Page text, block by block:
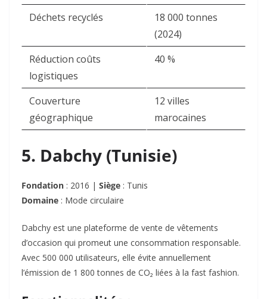
Déchets recyclés
18 000 tonnes
(2024)
Réduction coûts
logistiques
40 %
Couverture
géographique
12 villes
marocaines
5. Dabchy (Tunisie)
Fondation : 2016 | Siège : Tunis
Domaine : Mode circulaire
Dabchy est une plateforme de vente de vêtements
d’occasion qui promeut une consommation responsable.
Avec 500 000 utilisateurs, elle évite annuellement
l’émission de 1 800 tonnes de CO₂ liées à la fast fashion.